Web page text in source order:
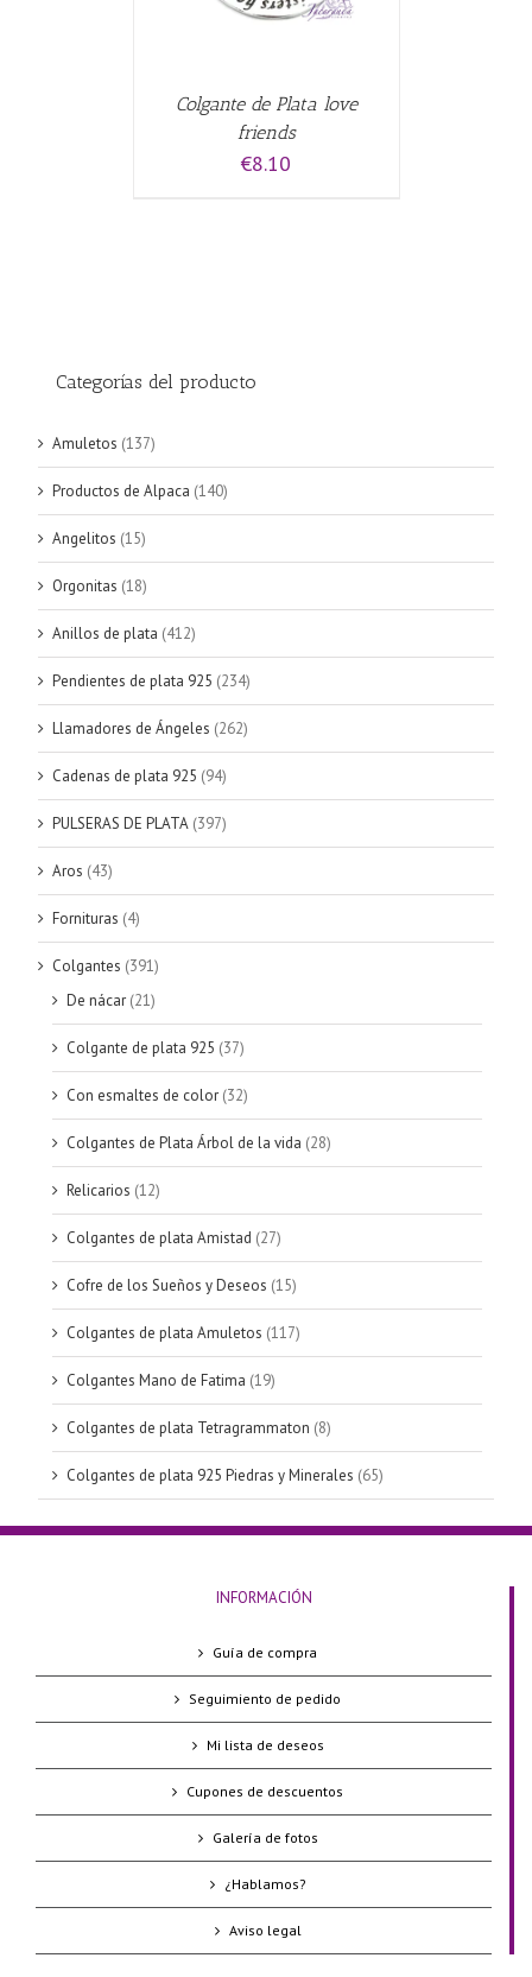
Colgante de Plata love
friends
€8.10
Categorías del producto
Amuletos (137)
Productos de Alpaca (140)
Angelitos (15)
Orgonitas (18)
Anillos de plata (412)
Pendientes de plata 925 (234)
Llamadores de Ángeles (262)
Cadenas de plata 925 (94)
PULSERAS DE PLATA (397)
Aros (43)
Fornituras (4)
Colgantes (391)
De nácar (21)
Colgante de plata 925 (37)
Con esmaltes de color (32)
Colgantes de Plata Árbol de la vida (28)
Relicarios (12)
Colgantes de plata Amistad (27)
Cofre de los Sueños y Deseos (15)
Colgantes de plata Amuletos (117)
Colgantes Mano de Fatima (19)
Colgantes de plata Tetragrammaton (8)
Colgantes de plata 925 Piedras y Minerales (65)
INFORMACIÓN
Guía de compra
Seguimiento de pedido
Mi lista de deseos
Cupones de descuentos
Galería de fotos
¿Hablamos?
Aviso legal